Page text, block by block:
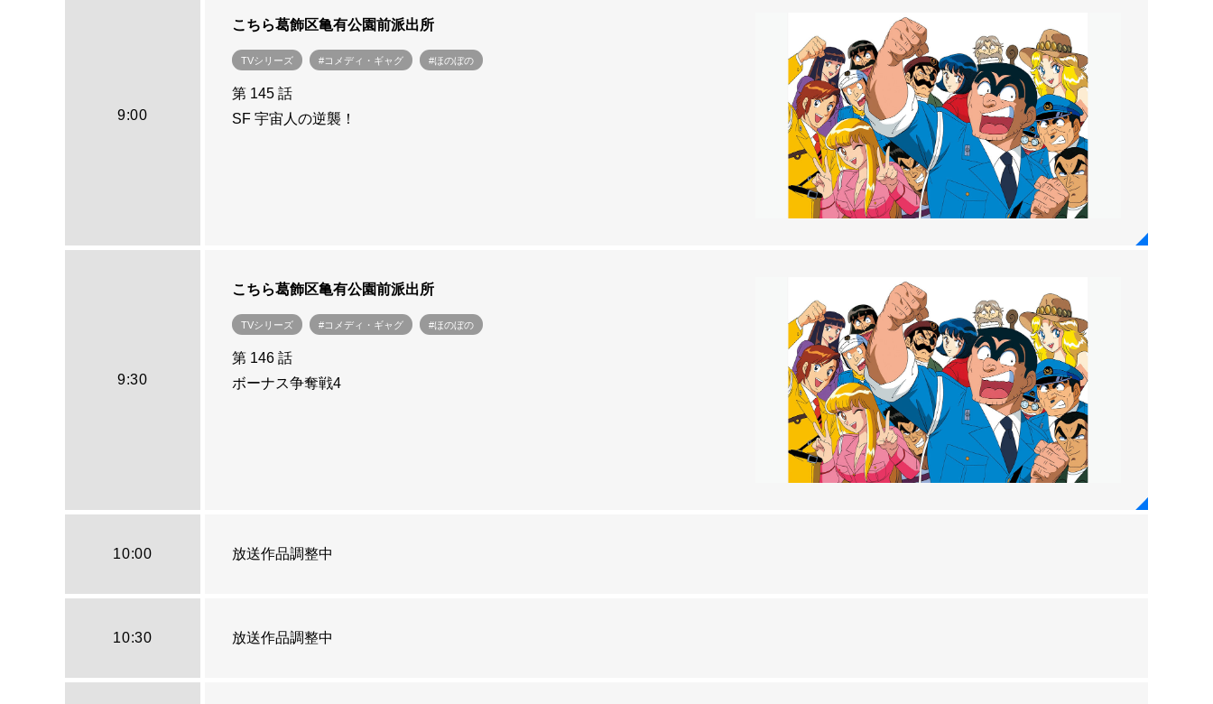
9:00
こちら葛飾区亀有公園前派出所
TVシリーズ #コメディ・ギャグ #ほのぼの
第 145 話
SF 宇宙人の逆襲！
9:30
こちら葛飾区亀有公園前派出所
TVシリーズ #コメディ・ギャグ #ほのぼの
第 146 話
ボーナス争奪戦4
10:00 放送作品調整中
10:30 放送作品調整中